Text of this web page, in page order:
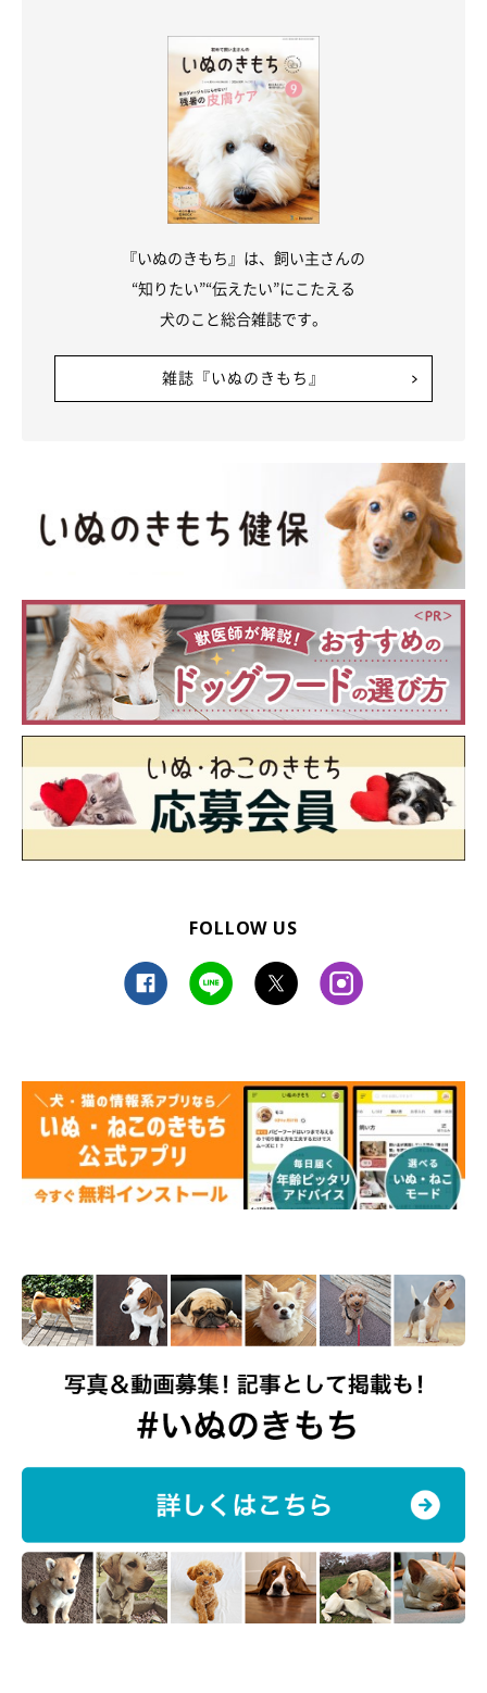
「犬が怖がっているときは無理に距離を縮めない、犬の警戒心が
薄くなって近づいてくるまで穏やかに待つ、構ってほしそうなと
きに構ってあげるなど、犬の気持ちをなるべく汲み取って行動し
てあげるとよいでしょう」
愛犬の気持ちを考えながら接してあげることを心がけたいです
（監修：いぬのきもち獣医師相談室獣医師・岡本りさ先生）
関連記事:
犬に好かれるための10の極意 ”犬たらし”にな
なぜかどんな犬にも好かれる「犬たらし」な人。犬たらしになるに
は、犬とのコミュニケーションが上手になるよう、犬の喜ばせ方を
たくさん知っておくことが大切です。今回は獣医師の増田宏司先生
に、犬に好かれるための10の極意を伺いました。
『いぬのきもち』は、飼い主さんの
“知りたい”“伝えたい”にこたえる
犬のこと総合雑誌です。
雑誌『いぬのきもち』
FOLLOW US